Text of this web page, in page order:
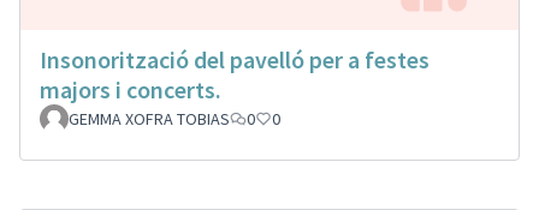
Insonorització del pavelló per a festes
majors i concerts.
GEMMA XOFRA TOBIAS 0 0